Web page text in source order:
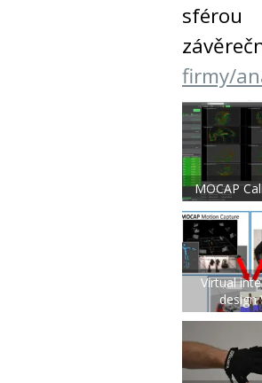
sférou
firmy/
MOCAP
Virtual
design